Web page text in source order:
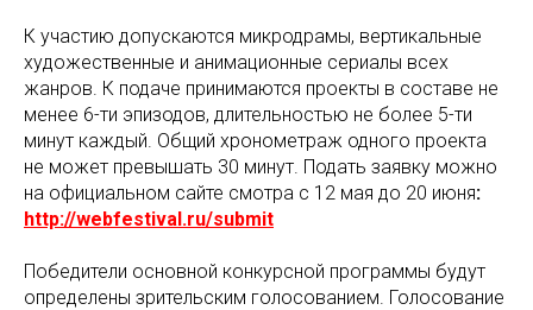
К участию допускаются микродрамы, вертикальные
художественные и анимационные сериалы всех
жанров. К подаче принимаются проекты в составе не
менее 6-ти эпизодов, длительностью не более 5-ти
минут каждый. Общий хронометраж одного проекта
не может превышать 30 минут. Подать заявку можно
на официальном сайте смотра с 12 мая до 20 июня:
http://webfestival.ru/submit
Победители основной конкурсной программы будут
определены зрительским голосованием. Голосование